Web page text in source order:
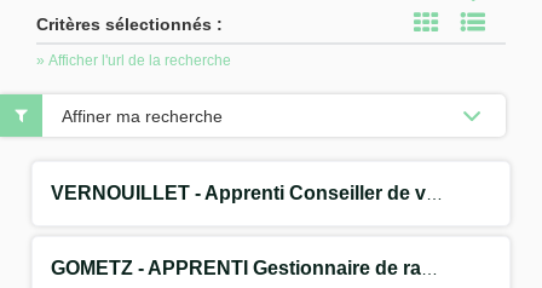
Critères sélectionnés :
» Afficher l'url de la recherche
Affiner ma recherche